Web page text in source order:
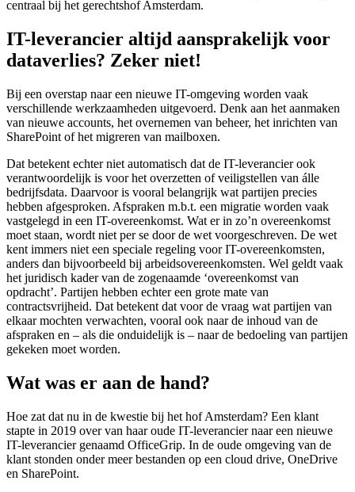
centraal bij het gerechtshof Amsterdam.
IT-leverancier altijd aansprakelijk voor
dataverlies? Zeker niet!
Bij een overstap naar een nieuwe IT-omgeving worden vaak
verschillende werkzaamheden uitgevoerd. Denk aan het aanmaken
van nieuwe accounts, het overnemen van beheer, het inrichten van
SharePoint of het migreren van mailboxen.
Dat betekent echter niet automatisch dat de IT-leverancier ook
verantwoordelijk is voor het overzetten of veiligstellen van álle
bedrijfsdata. Daarvoor is vooral belangrijk wat partijen precies
hebben afgesproken. Afspraken m.b.t. een migratie worden vaak
vastgelegd in een IT-overeenkomst. Wat er in zo’n overeenkomst
moet staan, wordt niet per se door de wet voorgeschreven. De wet
kent immers niet een speciale regeling voor IT-overeenkomsten,
anders dan bijvoorbeeld bij arbeidsovereenkomsten. Wel geldt vaak
het juridisch kader van de zogenaamde ‘overeenkomst van
opdracht’. Partijen hebben echter een grote mate van
contractsvrijheid. Dat betekent dat voor de vraag wat partijen van
elkaar mochten verwachten, vooral ook naar de inhoud van de
afspraken en – als die onduidelijk is – naar de bedoeling van partijen
gekeken moet worden.
Wat was er aan de hand?
Hoe zat dat nu in de kwestie bij het hof Amsterdam? Een klant
stapte in 2019 over van haar oude IT-leverancier naar een nieuwe
IT-leverancier genaamd OfficeGrip. In de oude omgeving van de
klant stonden onder meer bestanden op een cloud drive, OneDrive
en SharePoint.